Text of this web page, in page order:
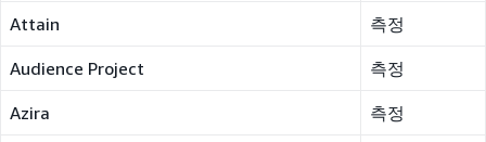
Attain 측정
Audience Project 측정
Azira 측정